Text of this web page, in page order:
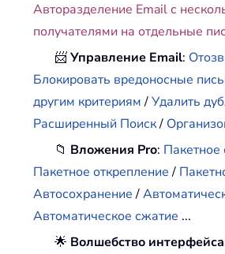
Авторазделение Email с
получателями на отдельные
📨Управление Email:
Блокировать вредоносные
другим критериям/Удалить
Расширенный Поиск/
📁 Вложения Pro: Пакетное
Пакетное открепление/
Автосохранение/
Автоматическое сжатие ...
🌟 Волшебство интерфейса